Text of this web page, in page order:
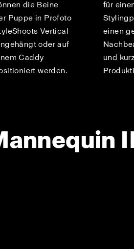
die Beine
Puppe in Profoto
Vertical
oder auf
Caddy
werden.
für
einen
und